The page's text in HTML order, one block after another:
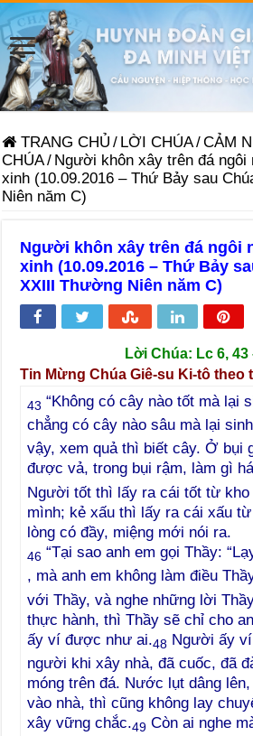
TRANG CHỦ / LỜI CHÚA/CẢM
CHÚA/ Người khôn xây trên đá ngôi
xinh (10.09.2016 – Thứ Bảy sau
Niên năm C)
Người khôn xây trên đá ngôi
xinh (10.09.2016 – Thứ Bảy
XXIII Thường Niên năm C)
Lời Chúa: Lc 6, 43
Tin Mừng Chúa Giê-su Ki-tô theo
43 “Không có cây nào tốt mà lại
chẳng có cây nào sâu mà lại
vậy, xem quả thì biết cây. Ở bụi
được vả, trong bụi rậm, làm gì
Người tốt thì lấy ra cái tốt từ kho
mình; kẻ xấu thì lấy ra cái xấu
lòng có đầy, miệng mới nói ra.
46 “Tại sao anh em gọi Thầy:
, mà anh em không làm điều
với Thầy, và nghe những lời
thực hành, thì Thầy sẽ chỉ cho
ấy ví được như ai.48 Người ấy
người khi xây nhà, đã cuốc, đã
móng trên đá. Nước lụt dâng
vào nhà, thì cũng không lay
xây vững chắc.49 Còn ai nghe